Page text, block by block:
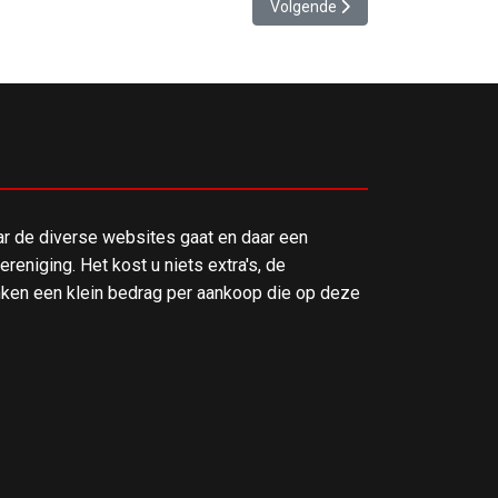
Volgende artikel: Zware
Volgende
de diverse websites gaat en daar een
Het kost u niets extra's, de
een klein bedrag per aankoop die op deze